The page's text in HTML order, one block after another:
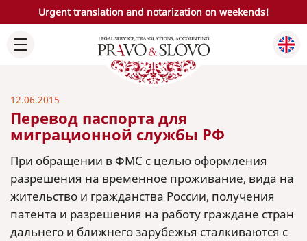
Urgent translation and notarization on weekends!
12.06.2015
Перевод паспорта для
миграционной службы РФ
При обращении в ФМС с целью оформления
разрешения на временное проживание, вида на
жительство и гражданства России, получения
патента и разрешения на работу граждане стран
дальнего и ближнего зарубежья сталкиваются с